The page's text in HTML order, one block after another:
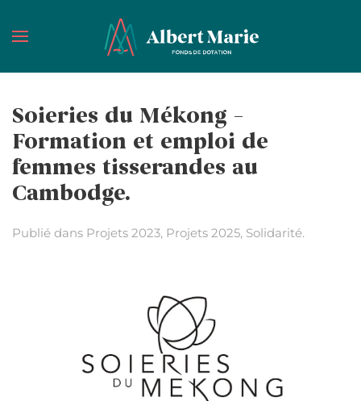
Passer au contenu principal
Soieries du Mékong –
Formation et emploi de
femmes tisserandes au
Cambodge.
Publié dans Projets 2023, Projets 2025, Solidarité.